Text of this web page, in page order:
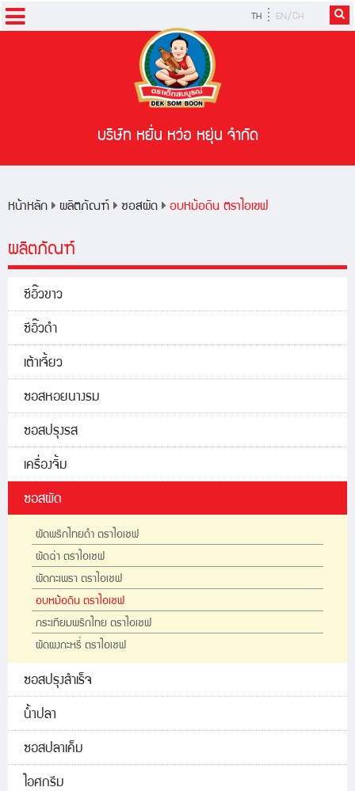
TH EN/CH
บริษัท หยั่น หว่อ หยุ่น จำกัด
หน้าหลัก ผลิตภัณฑ์ ซอสผัด อบหม้อดิน ตราไอเชฟ
ผลิตภัณฑ์
ซีอิ๊วขาว
ซีอิ๊วดำ
เต้าเจี้ยว
ซอสหอยนางรม
ซอสปรุงรส
เครื่องจิ้ม
ซอสผัด
ผัดพริกไทยดำ ตราไอเชฟ
ผัดฉ่า ตราไอเชฟ
ผัดกะเพรา ตราไอเชฟ
อบหม้อดิน ตราไอเชฟ
กระเทียมพริกไทย ตราไอเชฟ
ผัดผงกะหรี่ ตราไอเชฟ
ซอสปรุงสำเร็จ
น้ำปลา
ซอสปลาเค็ม
ไอศกรีม
หน้าหลัก